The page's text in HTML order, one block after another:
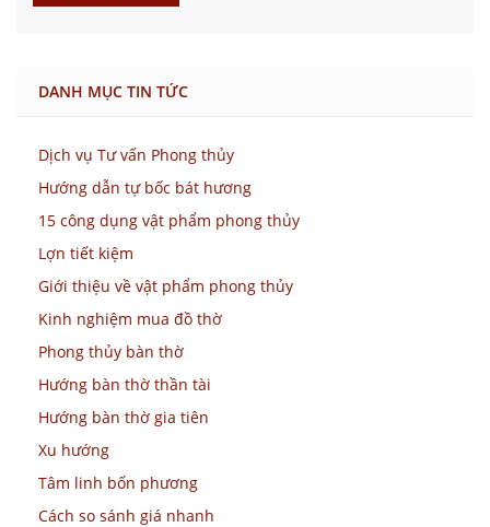
DANH MỤC TIN TỨC
Dịch vụ Tư vấn Phong thủy
Hướng dẫn tự bốc bát hương
15 công dụng vật phẩm phong thủy
Lợn tiết kiệm
Giới thiệu về vật phẩm phong thủy
Kinh nghiệm mua đồ thờ
Phong thủy bàn thờ
Hướng bàn thờ thần tài
Hướng bàn thờ gia tiên
Xu hướng
Tâm linh bốn phương
Cách so sánh giá nhanh